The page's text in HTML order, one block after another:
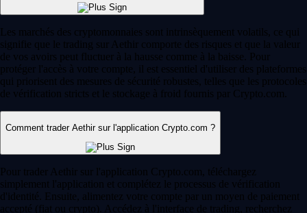
Les marchés des cryptomonnaies sont intrinsèquement volatils, ce qui
signifie que le trading sur Aethir comporte des risques et que la valeur
de vos avoirs peut fluctuer à la hausse comme à la baisse. Pour
protéger l'accès à votre compte, il est essentiel d'utiliser des plateformes
qui priorisent des mesures de sécurité robustes, telles que les protocoles
de vérification stricts et le stockage à froid fournis par Crypto.com.
Comment trader Aethir sur l'application Crypto.com ?
Pour trader Aethir sur l'application Crypto.com, téléchargez
simplement l'application et complétez le processus de vérification
d'identité. Ensuite, alimentez votre compte par un moyen de paiement
accepté (fiat ou crypto). Accédez à l'interface de trading, recherchez